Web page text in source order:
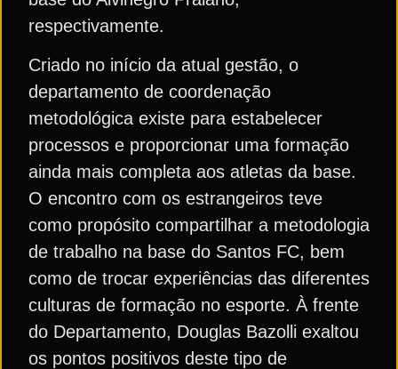
respectivamente.
Criado no início da atual gestão, o
departamento de coordenação
metodológica existe para estabelecer
processos e proporcionar uma formação
ainda mais completa aos atletas da base.
O encontro com os estrangeiros teve
como propósito compartilhar a metodologia
de trabalho na base do Santos FC, bem
como de trocar experiências das diferentes
culturas de formação no esporte. À frente
do Departamento, Douglas Bazolli exaltou
os pontos positivos deste tipo de